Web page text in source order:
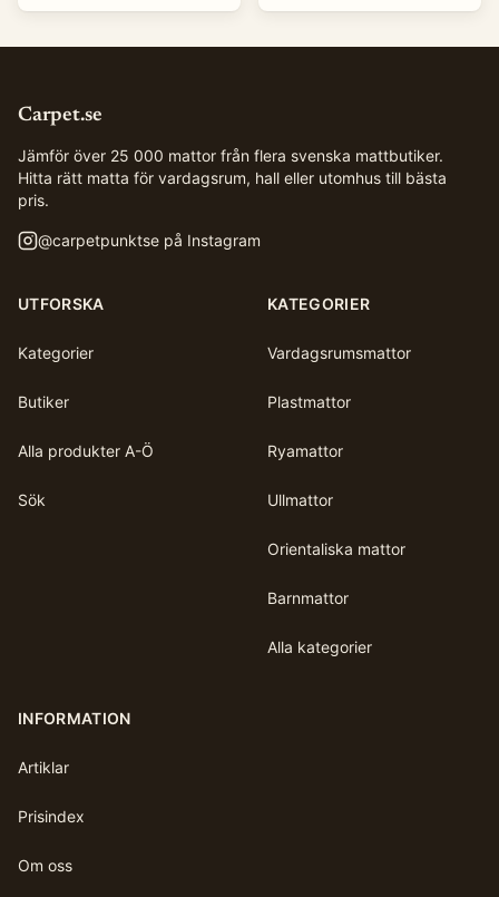
Carpet.se
Jämför över 25 000 mattor från flera svenska mattbutiker.
Hitta rätt matta för vardagsrum, hall eller utomhus till bästa
pris.
@carpetpunktse på Instagram
UTFORSKA
Kategorier
Butiker
Alla produkter A-Ö
Sök
KATEGORIER
Vardagsrumsmattor
Plastmattor
Ryamattor
Ullmattor
Orientaliska mattor
Barnmattor
Alla kategorier
INFORMATION
Artiklar
Prisindex
Om oss